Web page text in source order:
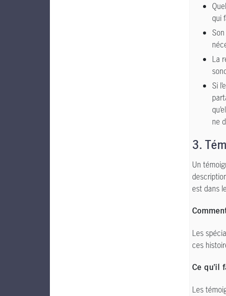
qui
La
Si
ne
3.
Un
est dans
Les
ces
Ce qu’il
Les